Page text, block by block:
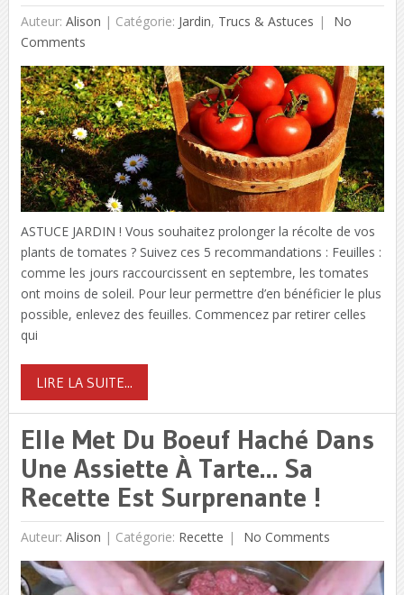
Auteur: Alison | Catégorie: Jardin, Trucs & Astuces
No
Comments
ASTUCE JARDIN ! Vous souhaitez prolonger la récolte de vos
plants de tomates ? Suivez ces 5 recommandations : Feuilles :
comme les jours raccourcissent en septembre, les tomates
ont moins de soleil. Pour leur permettre d’en bénéficier le plus
possible, enlevez des feuilles. Commencez par retirer celles
qui
LIRE LA SUITE...
Elle Met Du Boeuf Haché Dans
Une Assiette À Tarte… Sa
Recette Est Surprenante !
Auteur: Alison | Catégorie: Recette No Comments